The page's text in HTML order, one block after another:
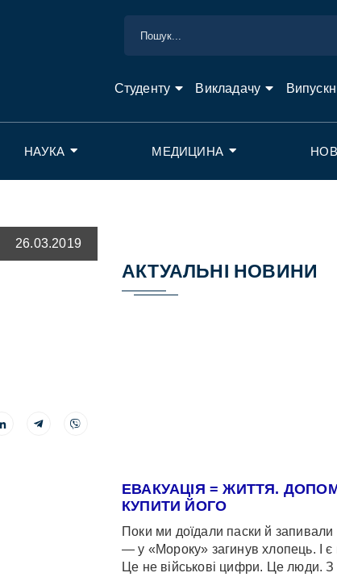
Студенту Викладачу
НАУКА МЕДИЦИНА
26.03.2019
АКТУАЛЬНІ НОВИНИ
ЕВАКУАЦІЯ = ЖИТТЯ.
КУПИТИ ЙОГО
Поки ми доїдали паски й
— у «Мороку» загинув хлопець. І є
Це не військові цифри. Це люди.